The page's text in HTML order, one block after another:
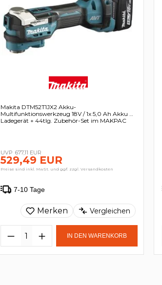
Makita DTM52T1JX2 Akku-
Multifunktionswerkzeug 18V / 1x 5,0 Ah Akku +
Ladegerät + 44tlg. Zubehör-Set im MAKPAC
677,11 EUR
529,49 EUR
Preise sind inkl. MwSt. und ggf. zzgl. Versandkosten
7-10 Tage
Merken Vergleichen
IN DEN WARENKORB